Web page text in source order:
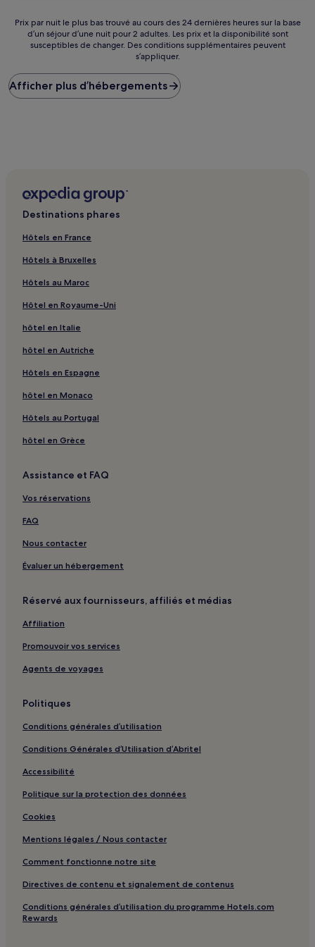
de
31 €
Prix
plus
bas
trouvé
base
d’un
d’une
pour
prix
sont
changer.
Des
conditions
peuvent
Prix par nuit le plus bas trouvé au cours des 24 dernières heures sur la base
d’un séjour d’une nuit pour 2 adultes. Les prix et la disponibilité sont
susceptibles de changer. Des conditions supplémentaires peuvent
s’appliquer.
Afficher plus d’hébergements
Destinations phares
Hôtels en France
Hôtels à Bruxelles
Hôtels au Maroc
Hôtel en Royaume-Uni
hôtel en Italie
hôtel en Autriche
Hôtels en Espagne
hôtel en Monaco
Hôtels au Portugal
hôtel en Grèce
Assistance et FAQ
Vos réservations
FAQ
Nous contacter
Évaluer un hébergement
Réservé aux fournisseurs, affiliés et médias
Affiliation
Promouvoir vos services
Agents de voyages
Politiques
Conditions générales d’utilisation
Conditions Générales d’Utilisation d’Abritel
Accessibilité
Politique sur la protection des données
Cookies
Mentions légales / Nous contacter
Comment fonctionne notre site
Directives de contenu et signalement de contenus
Conditions générales d’utilisation du programme Hotels.com
Rewards